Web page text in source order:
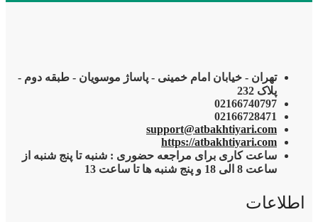
تهران - خیابان امام خمینی - پاساژ موسویان - طبقه دوم -
پلاک 232
02166740797
02166728471
support@atbakhtiyari.com
https://atbakhtiyari.com
ساعت کاری برای مراجعه حضوری : شنبه تا پنج شنبه از
ساعت 8 الی 18 و پنج شنبه ها تا ساعت 13
اطلاعات